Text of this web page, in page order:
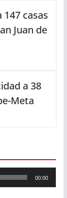
147 casas
Juan de
a 38
Meta
00:00